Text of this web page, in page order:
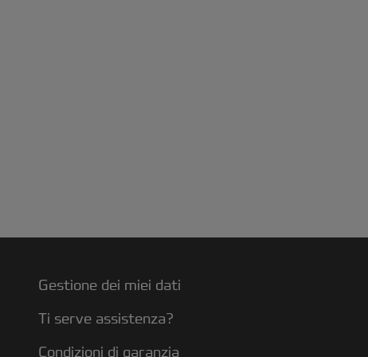
Gestione dei miei dati
Ti serve assistenza?
Condizioni di garanzia